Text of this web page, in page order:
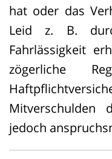
hat oder das
Leid z. B.
Fahrlässigkeit
zögerliche
Mitverschulden
jedoch